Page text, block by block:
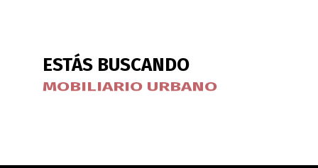
ESTÁS BUSCANDO
MOBILIARIO URBANO